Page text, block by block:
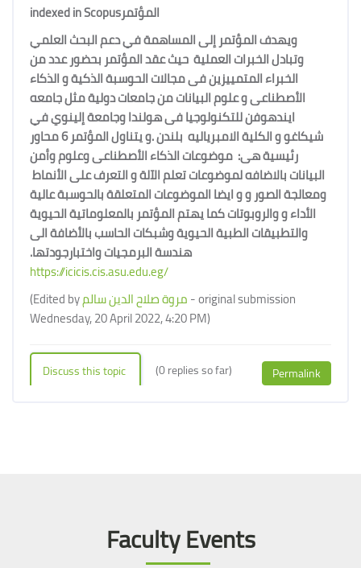
المؤتمرindexed in Scopus
ويهدف المؤتمر إلى المساهمة في دعم البحث العلمي
وتبادل الخبرات العملية حيث عقد المؤتمر بحضور عدد من
الخبراء المتمييزين فى مجالات الحوسبة الذكية و الذكاء
الأصطناعى و علوم البيانات من جامعات دولية مثل جامعه
ايندهوفن للتكنولوجيا فى هولندا وجامعة إلينوي في
شيكاغو و الكلية الامبرياليه بلندن .و يتناول المؤتمر 6 محاور
رئيسية هى: موضوعات الذكاء الأصطناعى وعلوم وأمن
البيانات بالاضافه لموضوعات تعلم الآلة و التعرف على الأنماط
ومعالجة الصور و و ايضا الموضوعات المتعلقة بالحوسبة عالية
الأداء و والروبوتات كما يهتم المؤتمر بالمعلوماتية الحيوية
والتطبيقات الطبية الحيوية وشبكات الحاسب بالأضافة الى
هندسة البرمجيات واختبارجودتها.
https://icicis.cis.asu.edu.eg/
(Edited byمروة صلاح الدين سالم- original submission
Wednesday, 20 April 2022, 4:20 PM)
Discuss this topic (0 replies so far) Permalink
Faculty Events